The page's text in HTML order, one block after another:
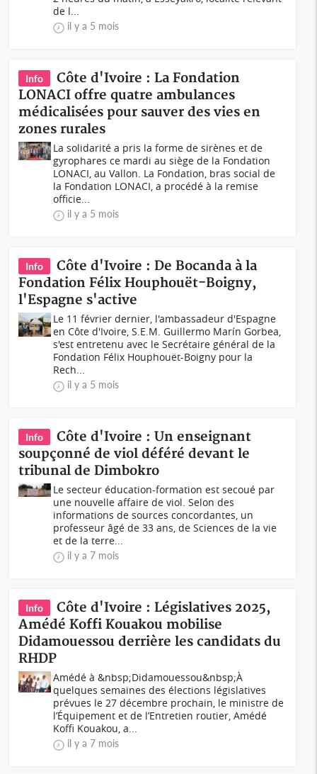
de l...
il y a 5 mois
Info
Côte d'Ivoire : La Fondation
LONACI offre quatre ambulances
médicalisées pour sauver des vies en
zones rurales
La solidarité a pris la forme de sirènes et de
gyrophares ce mardi au siège de la Fondation
LONACI, au Vallon. La Fondation, bras social de
la Fondation LONACI, a procédé à la remise
officie...
il y a 5 mois
Info
Côte d'Ivoire : De Bocanda à la
Fondation Félix Houphouët-Boigny,
l'Espagne s'active
Le 11 février dernier, l'ambassadeur d'Espagne
en Côte d'Ivoire, S.E.M. Guillermo Marín Gorbea,
s'est entretenu avec le Secrétaire général de la
Fondation Félix Houphouët-Boigny pour la
Rech...
il y a 5 mois
Info
Côte d'Ivoire : Un enseignant
soupçonné de viol déféré devant le
tribunal de Dimbokro
Le secteur éducation-formation est secoué par
une nouvelle affaire de viol. Selon des
informations de sources concordantes, un
professeur âgé de 33 ans, de Sciences de la vie
et de la terre...
il y a 7 mois
Info
Côte d'Ivoire : Législatives 2025,
Amédé Koffi Kouakou mobilise
Didamouessou derrière les candidats du
RHDP
Amédé à &nbsp;Didamouessou&nbsp;À
quelques semaines des élections législatives
prévues le 27 décembre prochain, le ministre de
l’Équipement et de l’Entretien routier, Amédé
Koffi Kouakou, a...
il y a 7 mois